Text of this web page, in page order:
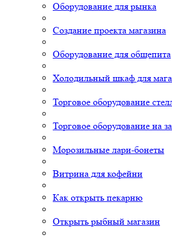
Оборудование для рынка
Создание проекта магазина
Оборудование для общепита
Холодильный шкаф для
Торговое оборудование
Торговое оборудование на
Морозильные лари-бонеты
Витрина для кофейни
Как открыть пекарню
Открыть рыбный магазин